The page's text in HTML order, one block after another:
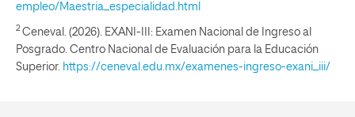
empleo/Maestria_especialidad.html
2Ceneval. (2026). EXANI-III: Examen Nacional de Ingreso al
Posgrado. Centro Nacional de Evaluación para la Educación
Superior. https://ceneval.edu.mx/examenes-ingreso-exani_iii/